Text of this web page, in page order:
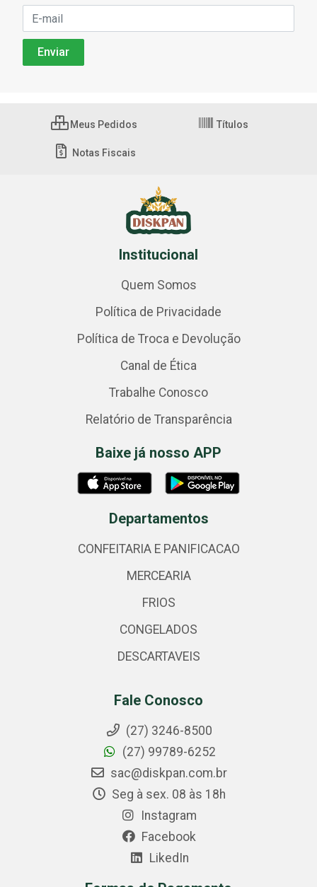
Meus Pedidos Títulos
Notas Fiscais
Institucional
Quem Somos
Política de Privacidade
Política de Troca e Devolução
Canal de Ética
Trabalhe Conosco
Relatório de Transparência
Baixe já nosso APP
Departamentos
CONFEITARIA E PANIFICACAO
MERCEARIA
FRIOS
CONGELADOS
DESCARTAVEIS
Fale Conosco
(27) 3246-8500
(27) 99789-6252
sac@diskpan.com.br
Seg à sex. 08 às 18h
Instagram
Facebook
LikedIn